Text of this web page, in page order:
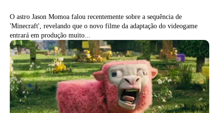
O astro Jason Momoa falou recentemente sobre a sequência de
'Minecraft', revelando que o novo filme da adaptação do videogame
entrará em produção muito...